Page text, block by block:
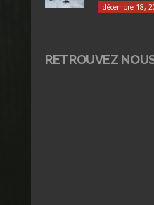
décembre 18,
RETROUVEZ